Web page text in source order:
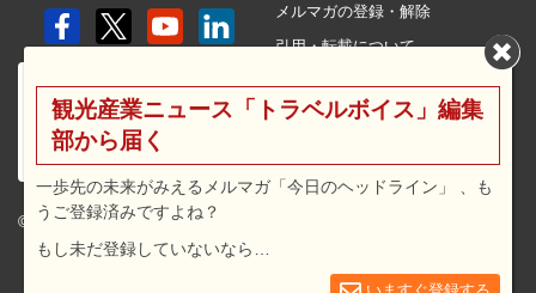
© 2026 travel voice.
メルマガの登録・解除
引用・転載について
利用規約
広告メニュー・料金
観光産業ニュース「トラベルボイス」編集
部から届く
一歩先の未来がみえるメルマガ「今日のヘッドライン」 、も
うご登録済みですよね？
もし未だ登録していないなら…